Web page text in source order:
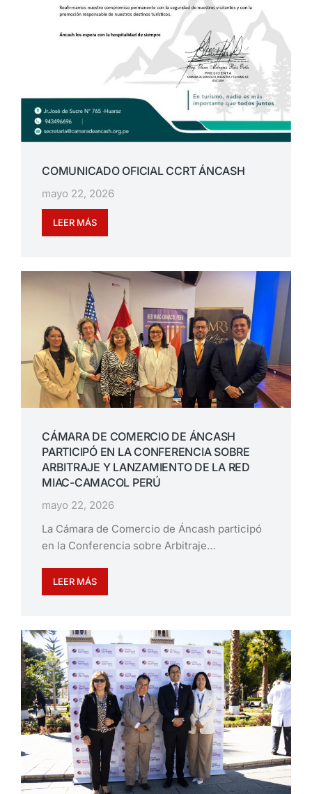
COMUNICADO OFICIAL CCRT ÁNCASH
mayo 22, 2026
LEER MÁS
CÁMARA DE COMERCIO DE ÁNCASH
PARTICIPÓ EN LA CONFERENCIA SOBRE
ARBITRAJE Y LANZAMIENTO DE LA RED
MIAC-CAMACOL PERÚ
mayo 22, 2026
La Cámara de Comercio de Áncash participó
en la Conferencia sobre Arbitraje…
LEER MÁS